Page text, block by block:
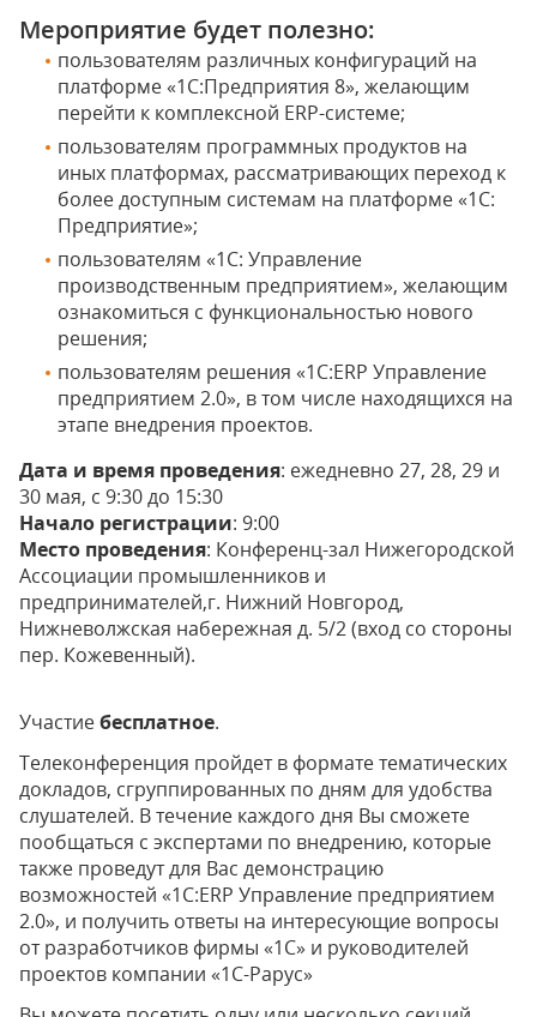
Мероприятие будет полезно:
пользователям различных конфигураций на
платформе «1С:Предприятия 8», желающим
перейти к комплексной ERP-системе;
пользователям программных продуктов на
иных платформах, рассматривающих переход к
более доступным системам на платформе «1С:
Предприятие»;
пользователям «1С: Управление
производственным предприятием», желающим
ознакомиться с функциональностью нового
решения;
пользователям решения «1С:ERP Управление
предприятием 2.0», в том числе находящихся на
этапе внедрения проектов.
Дата и время проведения: ежедневно 27, 28, 29 и
30 мая, с 9:30 до 15:30
Начало регистрации: 9:00
Место проведения: Конференц-зал Нижегородской
Ассоциации промышленников и
предпринимателей,г. Нижний Новгород,
Нижневолжская набережная д. 5/2 (вход со стороны
пер. Кожевенный).
Участиебесплатное.
Телеконференция пройдет в формате тематических
докладов, сгруппированных по дням для удобства
слушателей. В течение каждого дня Вы сможете
пообщаться с экспертами по внедрению, которые
также проведут для Вас демонстрацию
возможностей «1С:ERP Управление предприятием
2.0», и получить ответы на интересующие вопросы
от разработчиков фирмы «1С» и руководителей
проектов компании «1С-Рарус»